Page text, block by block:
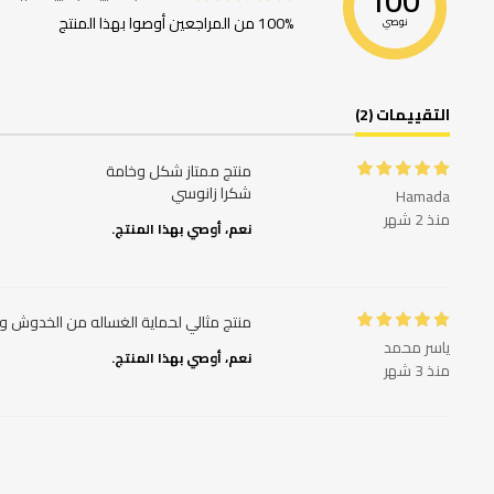
نوصي
100% من المراجعين أوصوا بهذا المنتج
التقييمات (2)
Hamada
منذ 2 شهر
شكرا زانوسي
نعم، أوصي بهذا المنتج.
ياسر محمد
منذ 3 شهر
منتج مثالي لحماية الغساله من الخدوش
نعم، أوصي بهذا المنتج.